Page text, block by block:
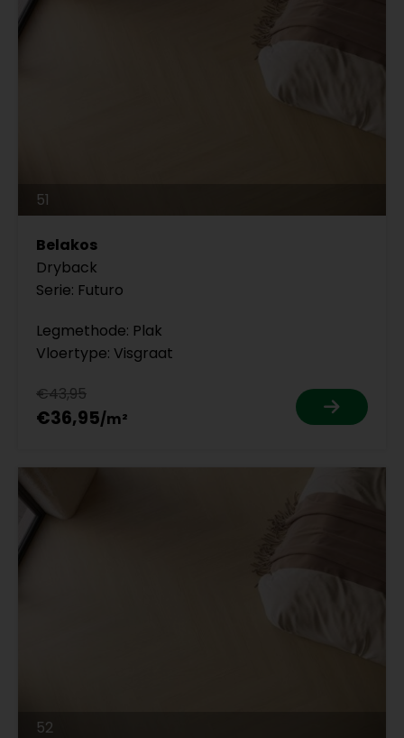
51
Belakos
Dryback
Serie: Futuro
Legmethode: Plak
Vloertype: Visgraat
€43,95
€36,95
52